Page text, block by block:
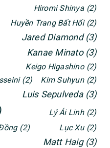
Hiromi Shinya (2)
Huyền Trang Bất Hối (2)
Jared Diamond (3)
Kanae Minato (3)
Keigo Higashino (2)
(2) Kim Suhyun (2)
Luis Sepulveda (3)
Lý Ái Linh (2)
(2) Lục Xu (2)
Matt Haig (3)